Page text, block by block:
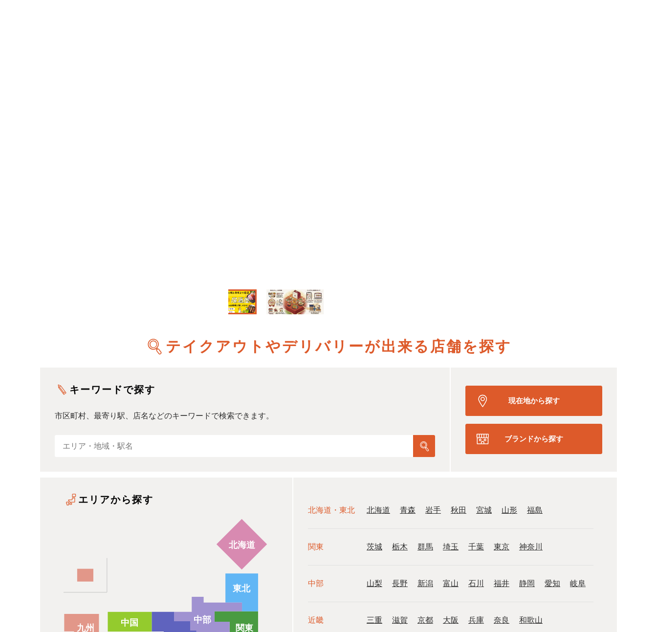
テイクアウトやデリバリーが出来る店舗を探す
キーワードで探す
市区町村、最寄り駅、店名などのキーワードで検索できます。
現在地から探す
ブランドから探す
エリアから探す
北海道・東北 北海道 青森 岩手 秋田 宮城 山形 福島
関東 茨城 栃木 群馬 埼玉 千葉 東京 神奈川
中部 山梨 長野 新潟 富山 石川 福井 静岡 愛知 岐阜
近畿 三重 滋賀 京都 大阪 兵庫 奈良 和歌山